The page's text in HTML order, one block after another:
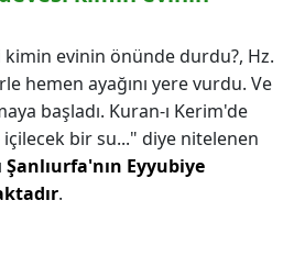
evinin önünde durdu?, Hz.
hemen ayağını yere vurdu. Ve
başladı. Kuran-ı Kerim'de
içilecek bir su..." diye nitelenen
Şanlıurfa'nın Eyyubiye
.